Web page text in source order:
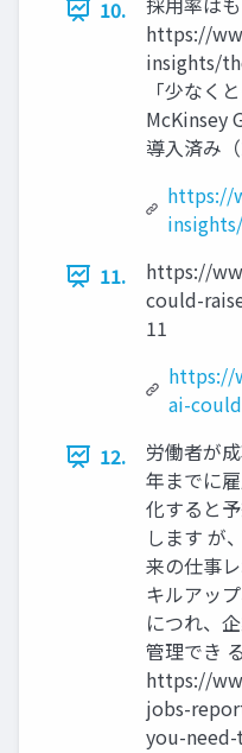
10.
https://
insights/
「少なく
McKinsey
導入済み
https://
11.
https://
could-
11
https://
ai-
12.
労働者が
年までに
化すると
します が
来の仕事
キルアッ
につれ、
管理でき
https://
jobs-
you-